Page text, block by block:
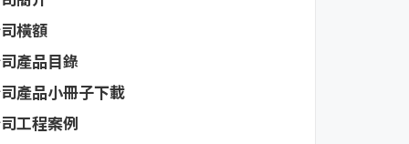
橫額
產品目錄
產品小冊子下載
工程案例